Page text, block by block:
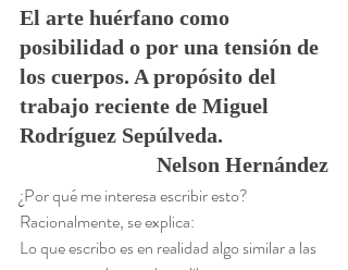
El arte huérfano como
posibilidad o por una tensión de
los cuerpos. A propósito del
trabajo reciente de Miguel
Rodríguez Sepúlveda.
Nelson Hernández
¿Por qué me interesa escribir esto?
Racionalmente, se explica:
Lo que escribo es en realidad algo similar a las